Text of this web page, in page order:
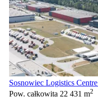
Sosnowiec Logistics Centre
Pow. całkowita 22 431 m2